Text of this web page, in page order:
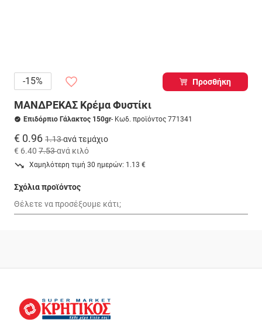
-15% Προσθήκη
ΜΑΝΔΡΕΚΑΣ Κρέμα Φυστίκι
Επιδόρπιο Γάλακτος 150gr- Κωδ. προϊόντος 771341
€ 0.96 1.13ανά τεμάχιο
€ 6.40 7.53ανά κιλό
Χαμηλότερη τιμή 30 ημερών: 1.13 €
Σχόλια προϊόντος